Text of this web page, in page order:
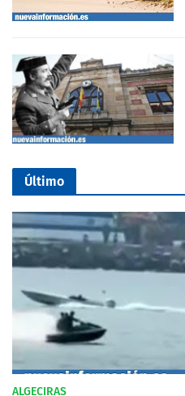
Último
ALGECIRAS